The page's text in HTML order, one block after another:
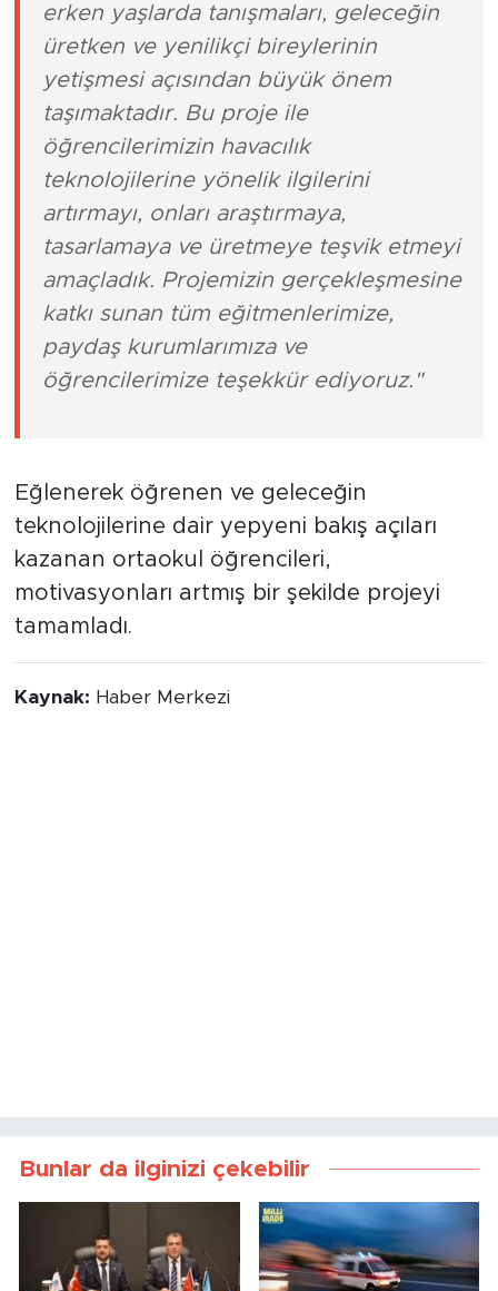
erken yaşlarda tanışmaları, geleceğin
üretken ve yenilikçi bireylerinin
yetişmesi açısından büyük önem
taşımaktadır. Bu proje ile
öğrencilerimizin havacılık
teknolojilerine yönelik ilgilerini
artırmayı, onları araştırmaya,
tasarlamaya ve üretmeye teşvik etmeyi
amaçladık. Projemizin gerçekleşmesine
katkı sunan tüm eğitmenlerimize,
paydaş kurumlarımıza ve
öğrencilerimize teşekkür ediyoruz."
Eğlenerek öğrenen ve geleceğin
teknolojilerine dair yepyeni bakış açıları
kazanan ortaokul öğrencileri,
motivasyonları artmış bir şekilde projeyi
tamamladı.
Kaynak: Haber Merkezi
Bunlar da ilginizi çekebilir